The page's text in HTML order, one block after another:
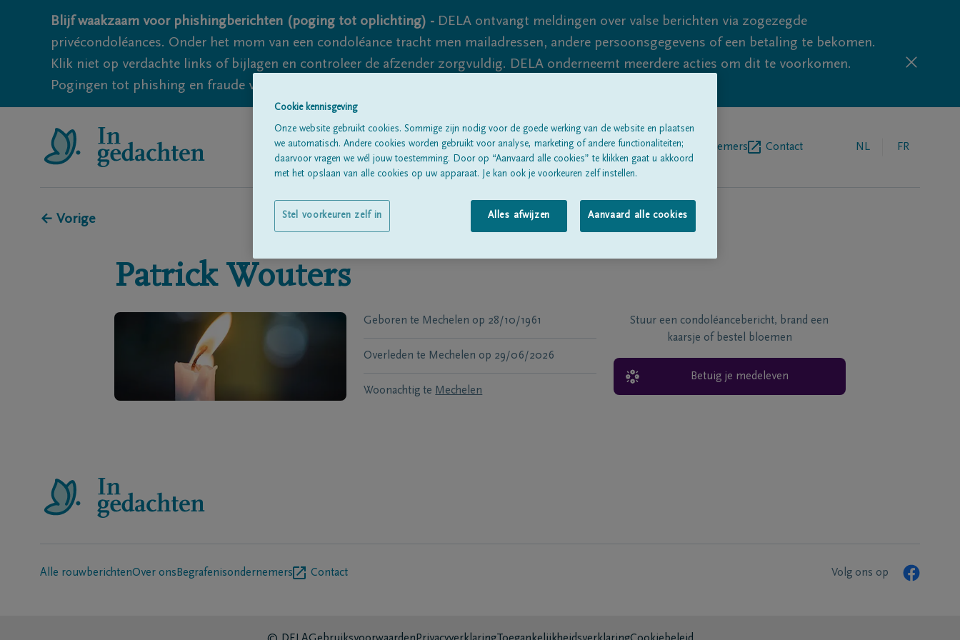
Blijf waakzaam voor phishingberichten (poging tot oplichting) - DELA ontvangt meldingen over valse berichten via zogezegde
privécondoléances. Onder het mom van een condoléance tracht men mailadressen, andere persoonsgegevens of een betaling te bekomen.
Klik niet op verdachte links of bijlagen en controleer de afzender zorgvuldig. DELA onderneemt meerdere acties om dit te voorkomen.
Pogingen tot phishing en fraude vallen echter nooit volledig uit te sluiten, dus blijf waakzaam.
Alle rouwberichten Over onsBegrafenisondernemers Contact NL FR
← Vorige
Patrick Wouters
Geboren te Mechelen op 28/10/1961
Overleden te Mechelen op 29/06/2026
Woonachtig te Mechelen
Stuur een condoléancebericht, brand een
kaarsje of bestel bloemen
Betuig je medeleven
Alle rouwberichtenOver ons Begrafenisondernemers Contact Volg ons op
Cookie kennisgeving
Onze website gebruikt cookies. Sommige zijn nodig voor de goede werking van de website en plaatsen
we automatisch. Andere cookies worden gebruikt voor analyse, marketing of andere functionaliteiten;
daarvoor vragen we wél jouw toestemming. Door op “Aanvaard alle cookies” te klikken gaat u akkoord
met het opslaan van alle cookies op uw apparaat. Je kan ook je voorkeuren zelf instellen.
Alles afwijzen Aanvaard alle cookies
Stel voorkeuren zelf in